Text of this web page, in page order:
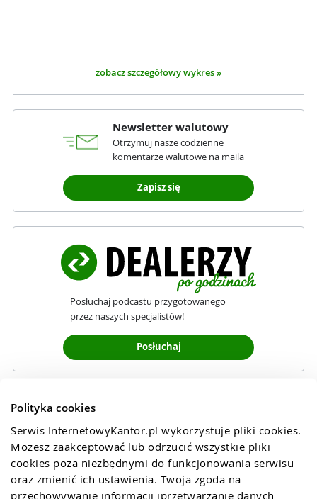
Polityka cookies
Serwis InternetowyKantor.pl wykorzystuje pliki cookies.
Możesz zaakceptować lub odrzucić wszystkie pliki
cookies poza niezbędnymi do funkcjonowania serwisu
oraz zmienić ich ustawienia. Twoja zgoda na
przechowywanie informacji iprzetwarzanie danych
zobacz szczegółowy wykres »
Newsletter walutowy
Otrzymuj nasze codzienne
komentarze walutowe na maila
Zapisz się
Posłuchaj podcastu przygotowanego
przez naszych specjalistów!
Posłuchaj